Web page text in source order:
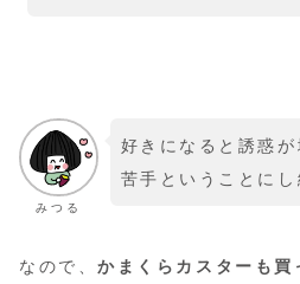
みつる
好きになると誘惑
苦手ということに
なので、かまくらカスターも買